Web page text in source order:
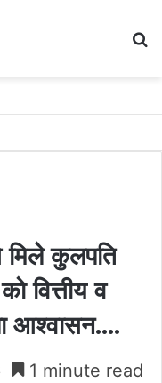
मिले कुलपति
वित्तीय व
आश्वासन….
1 minute read